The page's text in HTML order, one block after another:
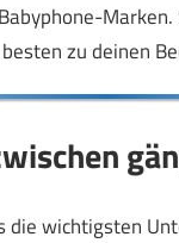
zu deinen
die wichtigsten